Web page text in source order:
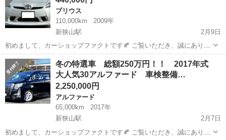
プリウス
110,000km
2009年
新狭山駅
2月9日
初めまして、カーショップファクトです🍂 ご覧いただき、誠にありが
とうございます✨ 冬のセール対象車として、こちらの30プリウスをご
紹介いたします もう少し値引できたら購入希望！という方おりました
ら、お気軽にご相談く...
埼玉 狭山市 新狭山駅 プリウス 車両
冬の特選車 総額250万円！！ 2017年式
大人気30アルファード 車検整備…
2,250,000円
アルファード
65,000km
2017年
新狭山駅
2月7日
初めまして、カーショップファクトです🍂 ご覧いただき、誠にありが